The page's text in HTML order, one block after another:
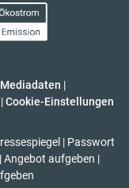
Mediadaten |
| Cookie-Einstellungen
| Passwort
| Angebot aufgeben |